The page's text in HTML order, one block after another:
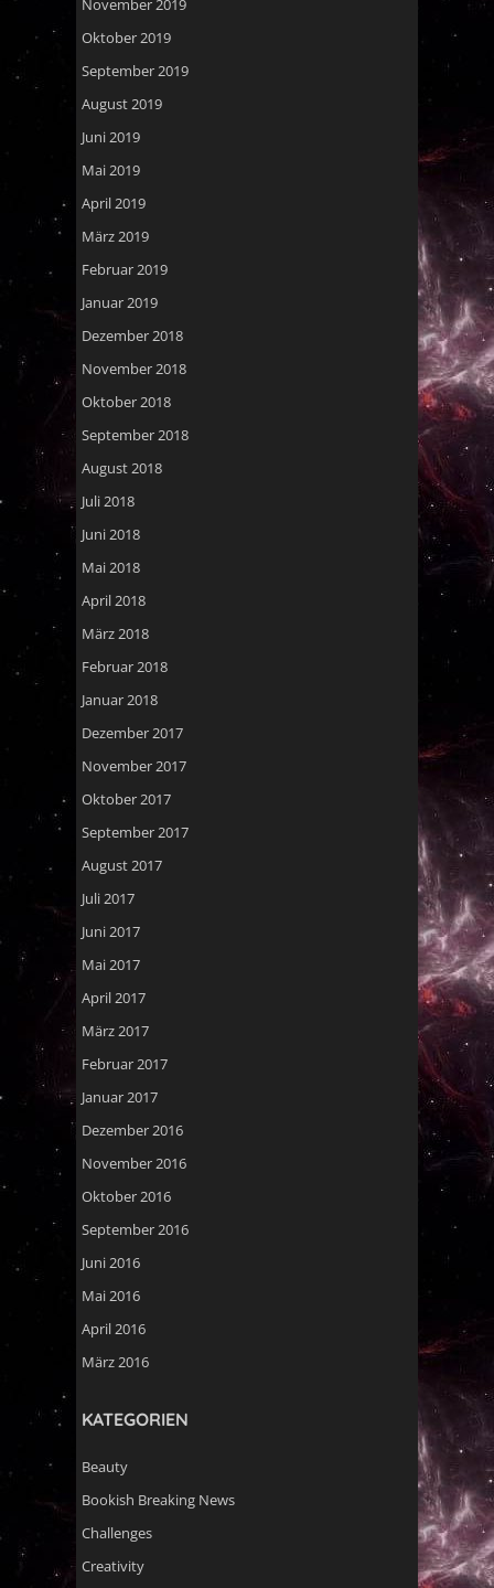
November 2019
Oktober 2019
September 2019
August 2019
Juni 2019
Mai 2019
April 2019
März 2019
Februar 2019
Januar 2019
Dezember 2018
November 2018
Oktober 2018
September 2018
August 2018
Juli 2018
Juni 2018
Mai 2018
April 2018
März 2018
Februar 2018
Januar 2018
Dezember 2017
November 2017
Oktober 2017
September 2017
August 2017
Juli 2017
Juni 2017
Mai 2017
April 2017
März 2017
Februar 2017
Januar 2017
Dezember 2016
November 2016
Oktober 2016
September 2016
Juni 2016
Mai 2016
April 2016
März 2016
KATEGORIEN
Beauty
Bookish Breaking News
Challenges
Creativity